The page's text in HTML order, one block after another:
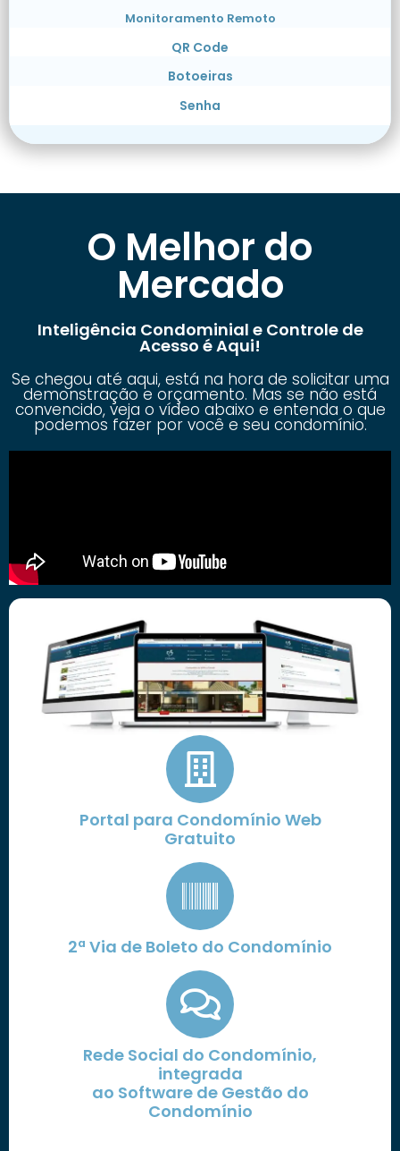
Monitoramento Remoto
QR Code
Botoeiras
Senha
O Melhor do
Mercado
Inteligência Condominial e Controle de
Acesso é Aqui!
Se chegou até aqui, está na hora de solicitar uma
demonstração e orçamento. Mas se não está
convencido, veja o vídeo abaixo e entenda o que
podemos fazer por você e seu condomínio.
Portal para Condomínio Web
Gratuito
2ª Via de Boleto do Condomínio
Rede Social do Condomínio,
integrada
ao Software de Gestão do
Condomínio